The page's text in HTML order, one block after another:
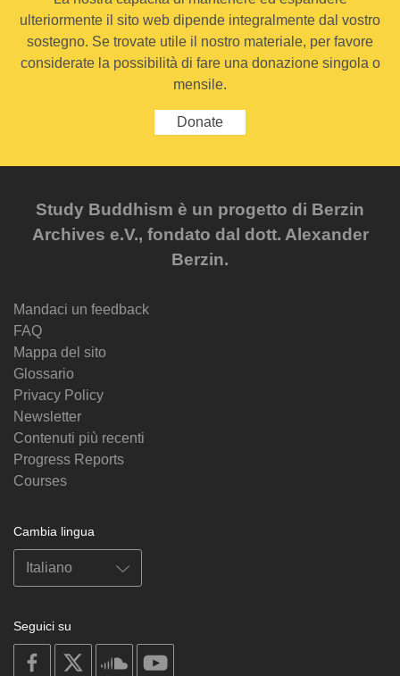
ulteriormente il sito web dipende integralmente dal vostro
sostegno. Se trovate utile il nostro materiale, per favore
considerate la possibilità di fare una donazione singola o
mensile.
Donate
Study Buddhism è un progetto di Berzin
Archives e.V., fondato dal dott. Alexander
Berzin.
Mandaci un feedback
FAQ
Mappa del sito
Glossario
Privacy Policy
Newsletter
Contenuti più recenti
Progress Reports
Courses
Cambia lingua
Seguici su
on
facebook
soundcloud